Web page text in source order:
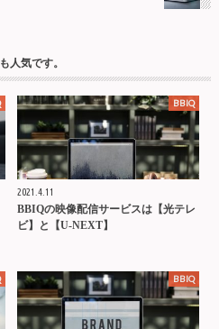
人気です。
BBIQ
2021.4.11
BBIQの映像配信サービスは【光テレ
ビ】と【U-NEXT】
BBIQ